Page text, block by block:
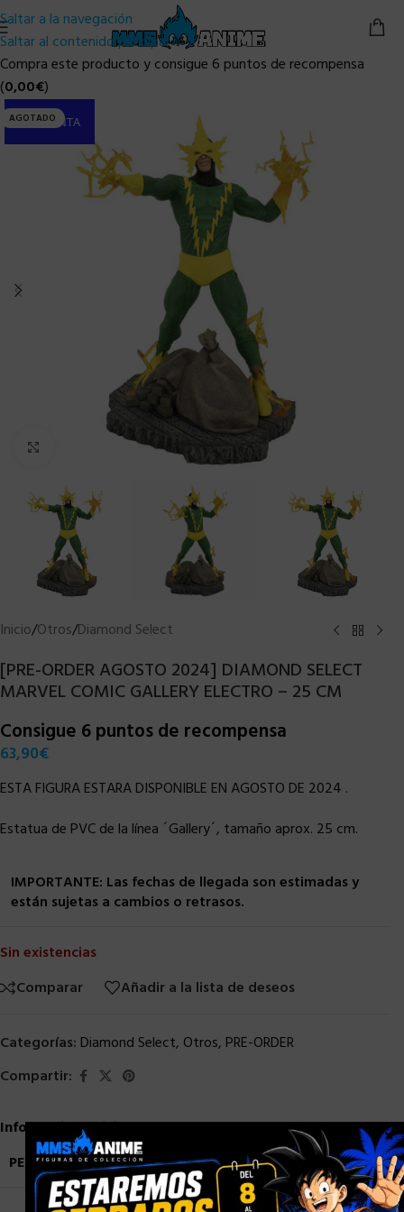
Saltar a la navegación
Saltar al contenido principal
Compra este producto y consigue 6 puntos de recompensa
(0,00€)
AGOTADO
PRE-VENTA
Clic para ampliar
Inicio/Otros/Diamond Select
[PRE-ORDER AGOSTO 2024] DIAMOND SELECT
MARVEL COMIC GALLERY ELECTRO – 25 CM
Consigue 6 puntos de recompensa
63,90€
ESTA FIGURA ESTARA DISPONIBLE EN AGOSTO DE 2024 .
Estatua de PVC de la línea ´Gallery´, tamaño aprox. 25 cm.
IMPORTANTE: Las fechas de llegada son estimadas y
están sujetas a cambios o retrasos.
Sin existencias
Comparar
Añadir a la lista de deseos
Categorías: Diamond Select, Otros, PRE-ORDER
Compartir:
Información adicional
PESO
3,5 kg
×